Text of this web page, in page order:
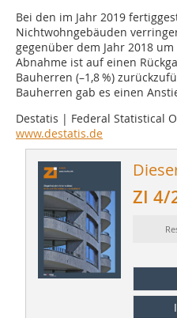
Bei den im Jahr 2019
Nichtwohngebäuden
gegenüber dem Jahr 2018 um
Abnahme ist auf einen
Bauherren (–1,8 %)
Bauherren gab es einen
Destatis | Federal Statistical
www.destatis.de
ZI 4/